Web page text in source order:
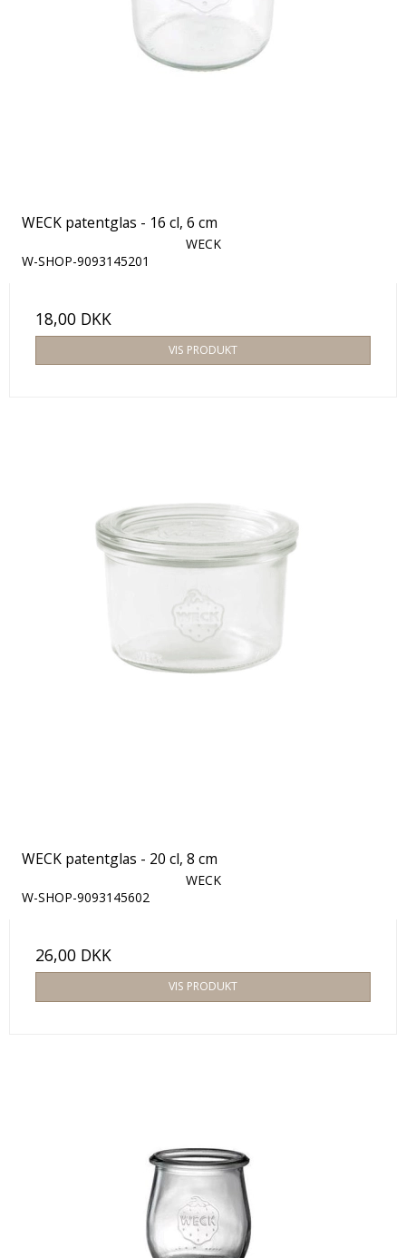
WECK patentglas - 16 cl, 6 cm
WECK
W-SHOP-9093145201
18,00 DKK
VIS PRODUKT
WECK patentglas - 20 cl, 8 cm
WECK
W-SHOP-9093145602
26,00 DKK
VIS PRODUKT